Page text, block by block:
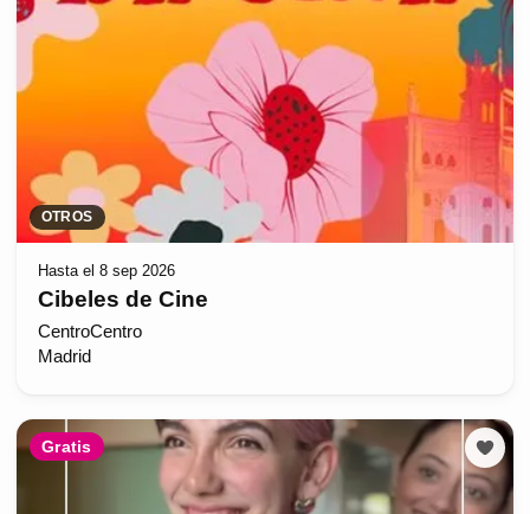
OTROS
Hasta el 8 sep 2026
Cibeles de Cine
CentroCentro
Madrid
Gratis